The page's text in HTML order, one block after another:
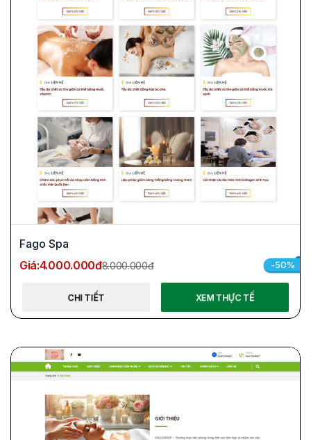
Fago Spa
Giá:4.000.000đ8.000.000đ -50%
CHI TIẾT XEM THỰC TẾ